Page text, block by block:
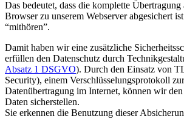
Das bedeutet, dass die komplette
Browser zu unserem Webserver abgesichert
“mithören”.
Damit haben wir eine zusätzliche
erfüllen den Datenschutz durch
Absatz 1 DSGVO). Durch den Einsatz von
Security), einem Verschlüsselungsprotokoll
Datenübertragung im Internet, können wir
Daten sicherstellen.
Sie erkennen die Benutzung dieser